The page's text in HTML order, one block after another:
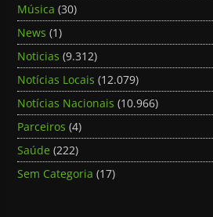
Música (30)
News (1)
Noticias (9.312)
Notícias Locais (12.079)
Notícias Nacionais (10.966)
Parceiros (4)
Saúde (222)
Sem Categoria (17)